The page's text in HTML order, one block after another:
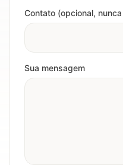
Contato (opcional,
Sua mensagem